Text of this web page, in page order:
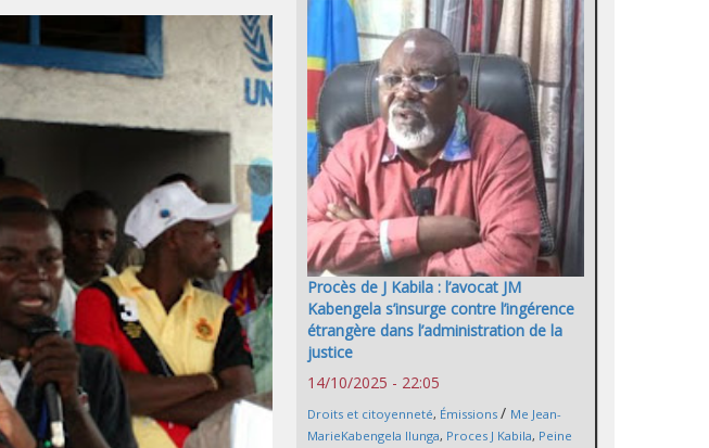
Procès de J Kabila : l’avocat JM
Kabengela s’insurge contre l’ingérence
étrangère dans l’administration de la
justice
14/10/2025 - 22:05
Droits et citoyenneté, Émissions / Me Jean-
MarieKabengela Ilunga, Proces J Kabila, Peine